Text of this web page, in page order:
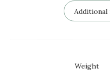
Weight